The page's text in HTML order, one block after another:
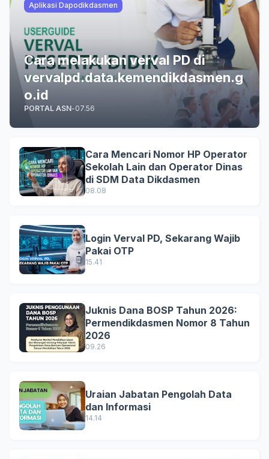
Aplikasi Dapodikdasmen
Cara melakukan verval PD di
vervalpd.data.kemendikdasmen.g
o.id
PORTAL ASN-07.56
Cara Mencari Nomor HP Operator
Sekolah Lain dan Operator Dinas
di SDM Data Dikdasmen
08.08
Login Verval PD, Sekarang Wajib
Pakai OTP
15.41
Juknis Dana BOSP Tahun 2026:
Permendikdasmen Nomor 8 Tahun
2026
09.26
Uraian Jabatan Pengolah Data
dan Informasi
14.14